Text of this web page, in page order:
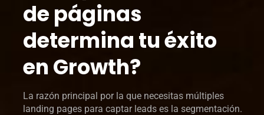
de páginas
determina tu éxito
en Growth?
La razón principal por la que necesitas múltiples
landing pages para captar leads es la segmentación.